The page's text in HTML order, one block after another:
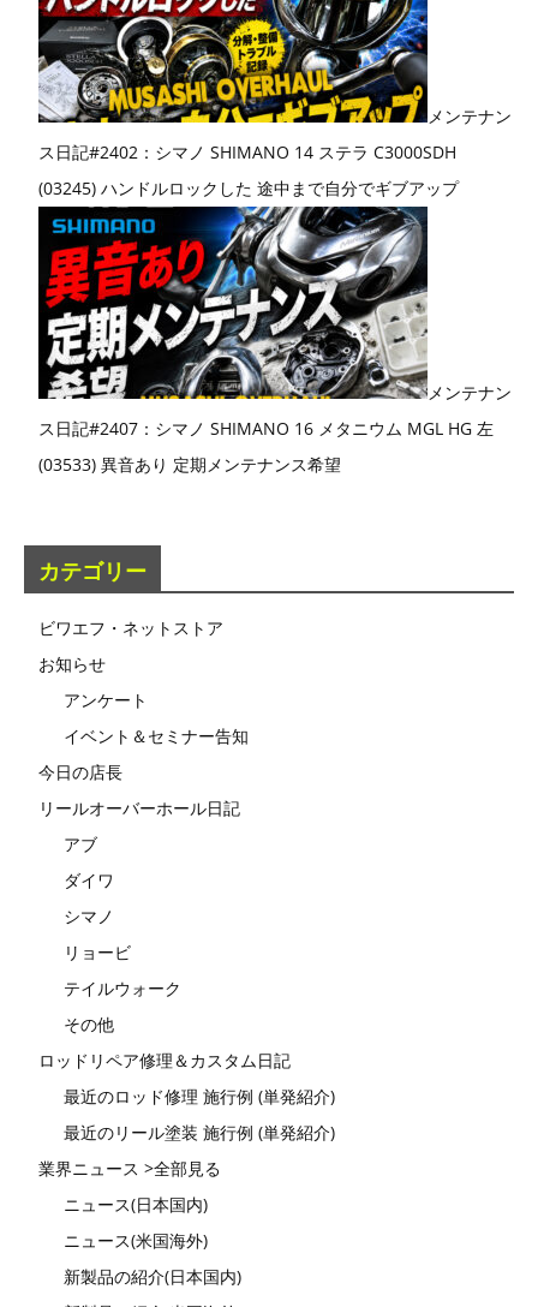
メンテナン
ス日記#2402：シマノ SHIMANO 14 ステラ C3000SDH
(03245) ハンドルロックした 途中まで自分でギブアップ
メンテナン
ス日記#2407：シマノ SHIMANO 16 メタニウム MGL HG 左
(03533) 異音あり 定期メンテナンス希望
カテゴリー
ビワエフ・ネットストア
お知らせ
アンケート
イベント＆セミナー告知
今日の店長
リールオーバーホール日記
アブ
ダイワ
シマノ
リョービ
テイルウォーク
その他
ロッドリペア修理＆カスタム日記
最近のロッド修理 施行例 (単発紹介)
最近のリール塗装 施行例 (単発紹介)
業界ニュース >全部見る
ニュース(日本国内)
ニュース(米国海外)
新製品の紹介(日本国内)